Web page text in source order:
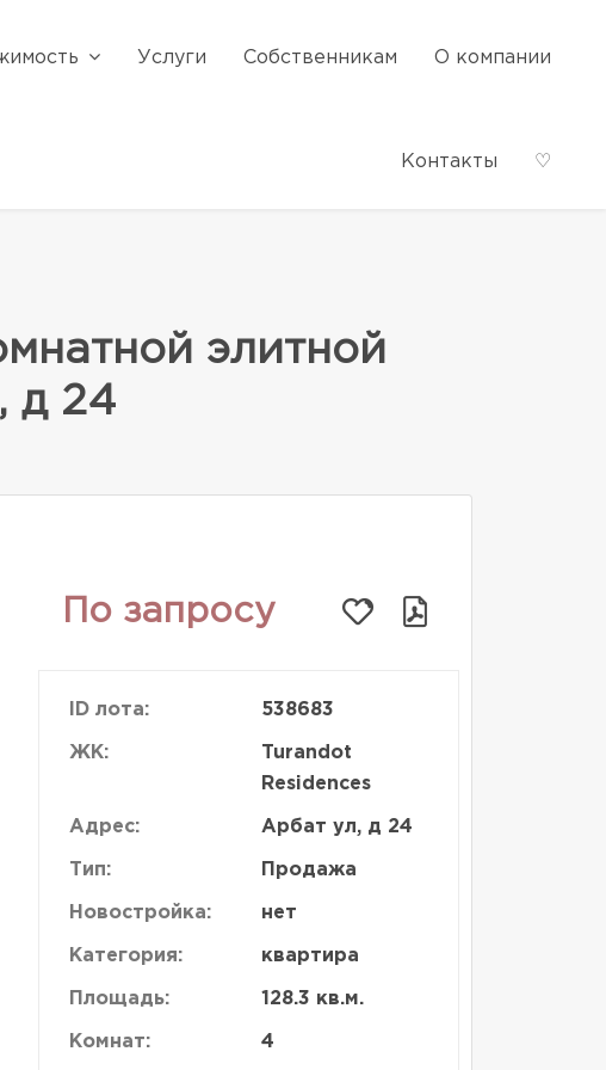
Услуги Собственникам О компании
Контакты ♡
элитной
д 24
По запросу
ID лота: 538683
ЖК:
Turandot
Residences
Адрес: Арбат ул, д 24
Тип: Продажа
Новостройка: нет
Категория: квартира
Площадь: 128.3 кв.м.
Комнат: 4